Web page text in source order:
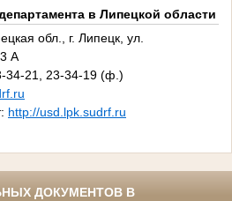
в Липецкой области
обл., г. Липецк, ул.
А
34-21, 23-34-19 (ф.)
http://usd.lpk.sudrf.ru
ДОКУМЕНТОВ В